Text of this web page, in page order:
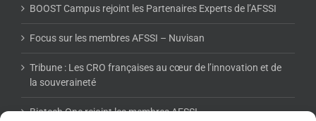
BOOST Campus rejoint les Partenaires Experts de l’AFSSI
Focus sur les membres AFSSI – Nuvisan
Tribune : Les CRO françaises au cœur de l’innovation et de
la souveraineté
Biotech One rejoint les membres AFSSI